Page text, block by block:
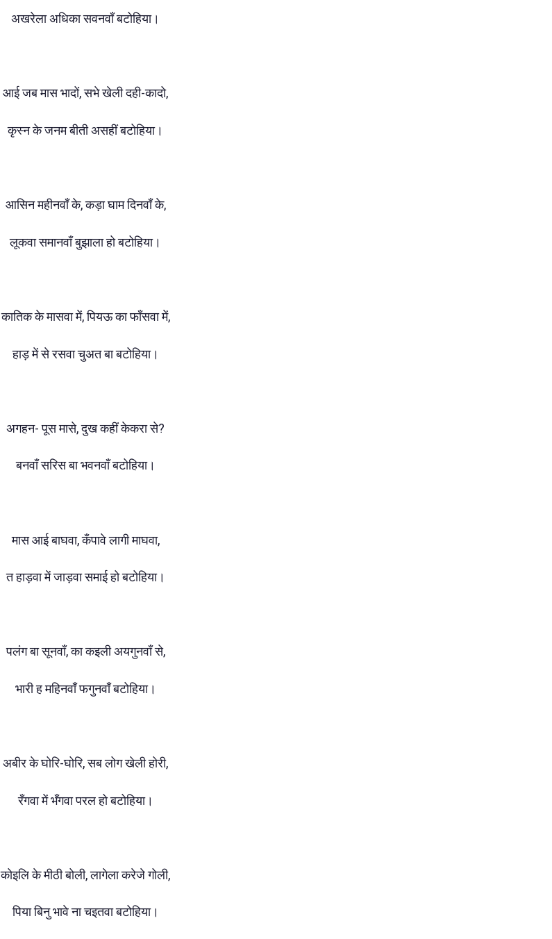
अखरेला अधिका सवनवाँ बटोहिया।
आई जब मास भादों, सभे खेली दही-कादो,
कृस्न के जनम बीती असहीं बटोहिया।
आसिन महीनवाँ के, कड़ा घाम दिनवाँ के,
लूकवा समानवाँ बुझाला हो बटोहिया।
कातिक के मासवा में, पियऊ का फाँसवा में,
हाड़ में से रसवा चुअत बा बटोहिया।
अगहन- पूस मासे, दुख कहीं केकरा से?
बनवाँ सरिस बा भवनवाँ बटोहिया।
मास आई बाघवा, कँपावे लागी माघवा,
त हाड़वा में जाड़वा समाई हो बटोहिया।
पलंग बा सूनवाँ, का कइली अयगुनवाँ से,
भारी ह महिनवाँ फगुनवाँ बटोहिया।
अबीर के घोरि-घोरि, सब लोग खेली होरी,
रँगवा में भँगवा परल हो बटोहिया।
कोइलि के मीठी बोली, लागेला करेजे गोली,
पिया बिनु भावे ना चइतवा बटोहिया।